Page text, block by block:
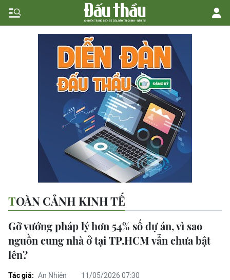
TOÀN CẢNH KINH TẾ
Gỡ vướng pháp lý hơn 54% số dự án, vì sao
nguồn cung nhà ở tại TP.HCM vẫn chưa bật
lên?
Tác giả: An Nhiên 11/05/2026 07:30